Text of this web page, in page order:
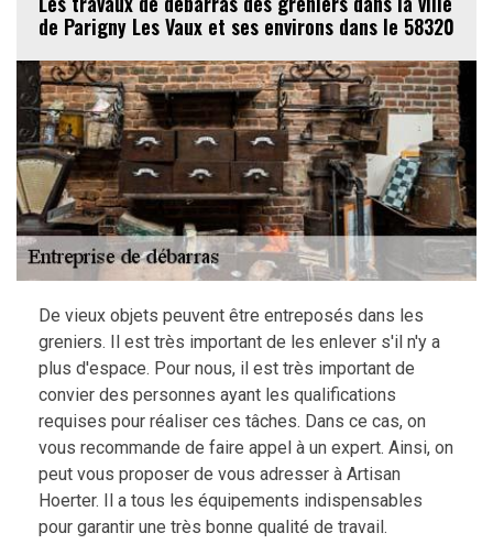
de Parigny Les Vaux et ses environs dans le 58320
De vieux objets peuvent être entreposés dans les
greniers. Il est très important de les enlever s'il n'y a
plus d'espace. Pour nous, il est très important de
convier des personnes ayant les qualifications
requises pour réaliser ces tâches. Dans ce cas, on
vous recommande de faire appel à un expert. Ainsi, on
peut vous proposer de vous adresser à Artisan
Hoerter. Il a tous les équipements indispensables
pour garantir une très bonne qualité de travail.